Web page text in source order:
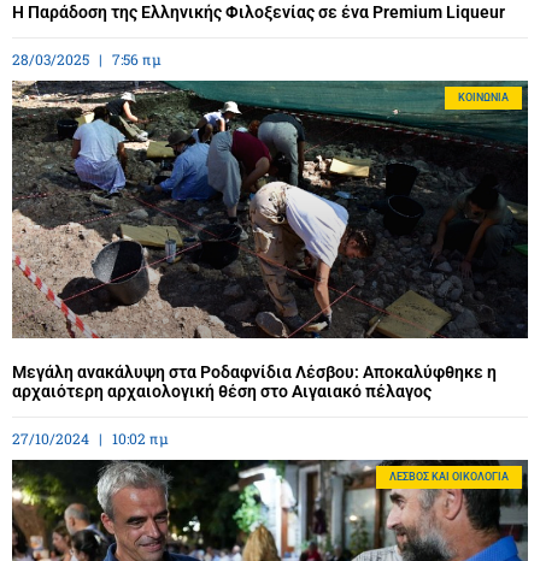
Η Παράδοση της Ελληνικής Φιλοξενίας σε ένα Premium Liqueur
28/03/2025 7:56 πμ
ΚΟΙΝΩΝΊΑ
Μεγάλη ανακάλυψη στα Ροδαφνίδια Λέσβου: Αποκαλύφθηκε η
αρχαιότερη αρχαιολογική θέση στο Αιγαιακό πέλαγος
27/10/2024 10:02 πμ
ΛΈΣΒΟΣ ΚΑΙ ΟΙΚΟΛΟΓΊΑ